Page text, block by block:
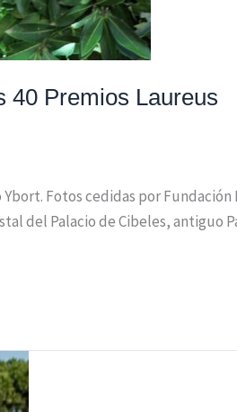
40 Premios Laureus
Fotos cedidas por
del Palacio de Cibeles, antiguo